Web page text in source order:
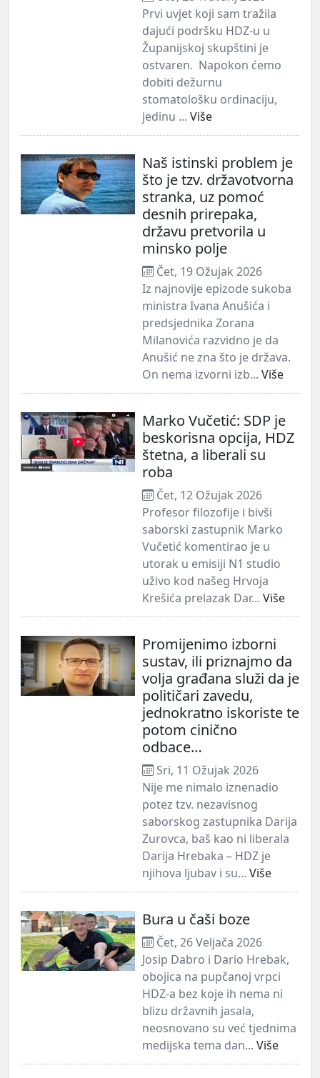
Prvi uvjet koji sam tražila
dajući podršku HDZ-u u
Županijskoj skupštini je
ostvaren. Napokon ćemo
dobiti dežurnu
stomatološku ordinaciju,
jedinu ... Više
Naš istinski problem je
što je tzv. državotvorna
stranka, uz pomoć
desnih prirepaka,
državu pretvorila u
minsko polje
Čet, 19 Ožujak 2026
Iz najnovije epizode sukoba
ministra Ivana Anušića i
predsjednika Zorana
Milanovića razvidno je da
Anušić ne zna što je država.
On nema izvorni izb... Više
Marko Vučetić: SDP je
beskorisna opcija, HDZ
štetna, a liberali su
roba
Čet, 12 Ožujak 2026
Profesor filozofije i bivši
saborski zastupnik Marko
Vučetić komentirao je u
utorak u emisiji N1 studio
uživo kod našeg Hrvoja
Krešića prelazak Dar... Više
Promijenimo izborni
sustav, ili priznajmo da
volja građana služi da je
političari zavedu,
jednokratno iskoriste te
potom cinično
odbace…
Sri, 11 Ožujak 2026
Nije me nimalo iznenadio
potez tzv. nezavisnog
saborskog zastupnika Darija
Zurovca, baš kao ni liberala
Darija Hrebaka – HDZ je
njihova ljubav i su... Više
Bura u čaši boze
Čet, 26 Veljača 2026
Josip Dabro i Dario Hrebak,
obojica na pupčanoj vrpci
HDZ-a bez koje ih nema ni
blizu državnih jasala,
neosnovano su već tjednima
medijska tema dan... Više